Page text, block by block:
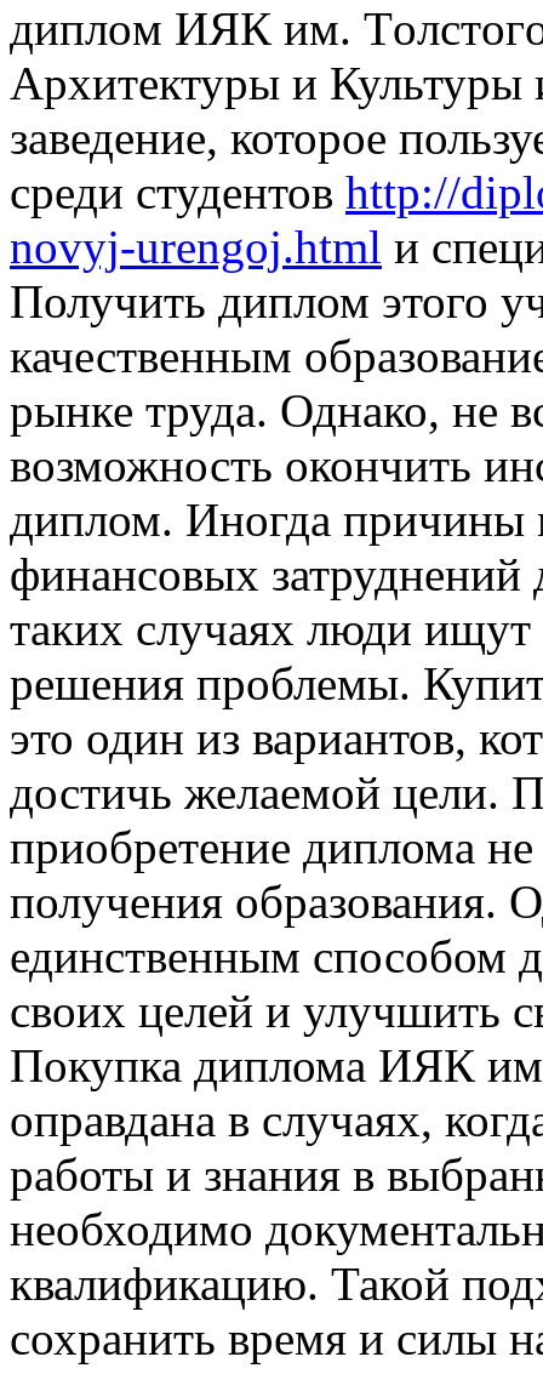
диплoм ИЯК им.
Архитектуры и
заведение, которое
среди студентов http://
novyj-urengoj.html и
Получить диплом этого
качественным
рынке труда. Однако, не
возможность окончить
диплом. Иногда
финансовых затруднений
таких случаях люди
решения проблемы.
это один из вариантов,
достичь желаемой цели.
приобретение диплома
получения образования.
единственным способом
своих целей и улучшить
Покупка диплома ИЯК
оправдана в случаях,
работы и знания в
необходимо
квалификацию. Такой
сохранить время и силы